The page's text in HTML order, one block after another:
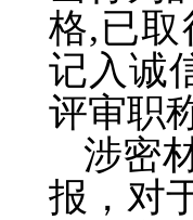
格,已取
记入诚
评审职
涉密
报，对